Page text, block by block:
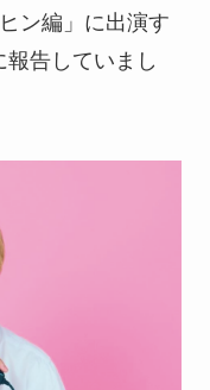
ン編」に出演す
告していまし